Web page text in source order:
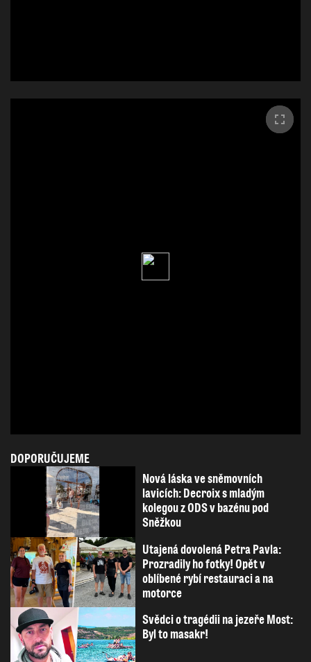
DOPORUČUJEME
Nová láska ve sněmovních
lavicích: Decroix s mladým
kolegou z ODS v bazénu pod
Sněžkou
Utajená dovolená Petra Pavla:
Prozradily ho fotky! Opět v
oblíbené rybí restauraci a na
motorce
Svědci o tragédii na jezeře Most:
Byl to masakr!